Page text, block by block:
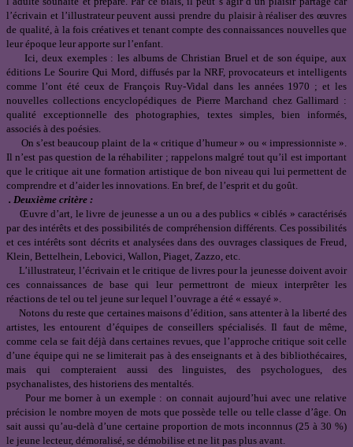
l’écrivain et l’illustrateur peuvent aussi prendre du plaisir à réaliser des œuvres
de qualité, à la fois créatives et tenant compte des connaissances nouvelles que
leur époque leur apporte sur l’enfant.
Ici, deux exemples : les albums de Christian Bruel et de son équipe, aux
éditions Le Sourire Qui Mord, diffusés par la NRF, provocateurs et intelligents
comme l’ont été ceux de François Ruy-Vidal dans les années 1970 ; et les
nouvelles collections encyclopédiques de Pierre Marchand chez Gallimard :
qualité exceptionnelle des photographies, textes simples, bien informés,
associés à des poésies.
On s’est beaucoup plaint de la « critique d’humeur » ou « impressionniste ».
Il n’est pas question de la réhabiliter ; rappelons malgré tout qu’il est important
que le critique ait une formation artistique de bon niveau qui lui permettent de
comprendre et d’aider les innovations. En bref, de l’esprit et du goût.
. Deuxième critère :
Œuvre d’art, le livre de jeunesse a un ou a des publics « ciblés » caractérisés
par des intérêts et des possibilités de compréhension différents. Ces possibilités
et ces intérêts sont décrits et analysées dans des ouvrages classiques de Freud,
Klein, Bettelhein, Lebovici, Wallon, Piaget, Zazzo, etc.
L’illustrateur, l’écrivain et le critique de livres pour la jeunesse doivent avoir
ces connaissances de base qui leur permettront de mieux interprêter les
réactions de tel ou tel jeune sur lequel l’ouvrage a été « essayé ».
Notons du reste que certaines maisons d’édition, sans attenter à la liberté des
artistes, les entourent d’équipes de conseillers spécialisés. Il faut de même,
comme cela se fait déjà dans certaines revues, que l’approche critique soit celle
d’une équipe qui ne se limiterait pas à des enseignants et à des bibliothécaires,
mais qui compteraient aussi des linguistes, des psychologues, des
psychanalistes, des historiens des mentaltés.
Pour me borner à un exemple : on connait aujourd’hui avec une relative
précision le nombre moyen de mots que possède telle ou telle classe d’âge. On
sait aussi qu’au-delà d’une certaine proportion de mots inconnnus (25 à 30 %)
le jeune lecteur, démoralisé, se démobilise et ne lit pas plus avant.